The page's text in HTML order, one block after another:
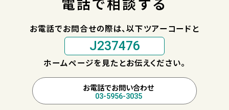
お電話でお問合せの際は、以下ツアーコードと
J237476
ホームページを見たとお伝えください。
お電話でお問い合わせ
03-5956-3035